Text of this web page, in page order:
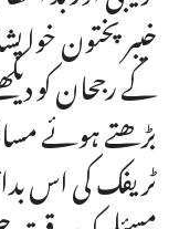
خیبر پختون خوا
کے رجحان کو
بڑھتے ہوئے
ٹریفک کی اس